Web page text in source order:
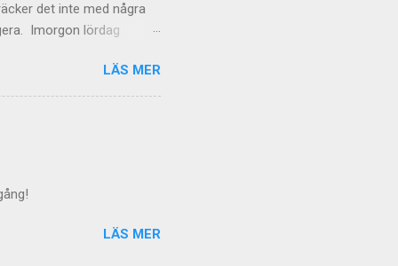
det inte med några
Imorgon lördag
LÄS MER
LÄS MER